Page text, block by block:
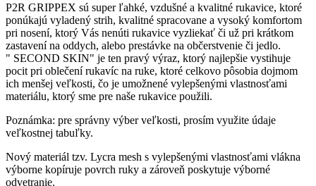
P2R GRIPPEX sú super ľahké, vzdušné a kvalitné rukavice, ktoré
ponúkajú vyladený strih, kvalitné spracovane a vysoký komfortom
pri nosení, ktorý Vás nenúti rukavice vyzliekať či už pri krátkom
zastavení na oddych, alebo prestávke na občerstvenie či jedlo.
" SECOND SKIN" je ten pravý výraz, ktorý najlepšie vystihuje
pocit pri oblečení rukavíc na ruke, ktoré celkovo pôsobia dojmom
ich menšej veľkosti, čo je umožnené vylepšenými vlastnosťami
materiálu, ktorý sme pre naše rukavice použili.
Poznámka: pre správny výber veľkosti, prosím využite údaje
veľkostnej tabuľky.
Nový materiál tzv. Lycra mesh s vylepšenými vlastnosťami vlákna
výborne kopíruje povrch ruky a zároveň poskytuje výborné
odvetranie.